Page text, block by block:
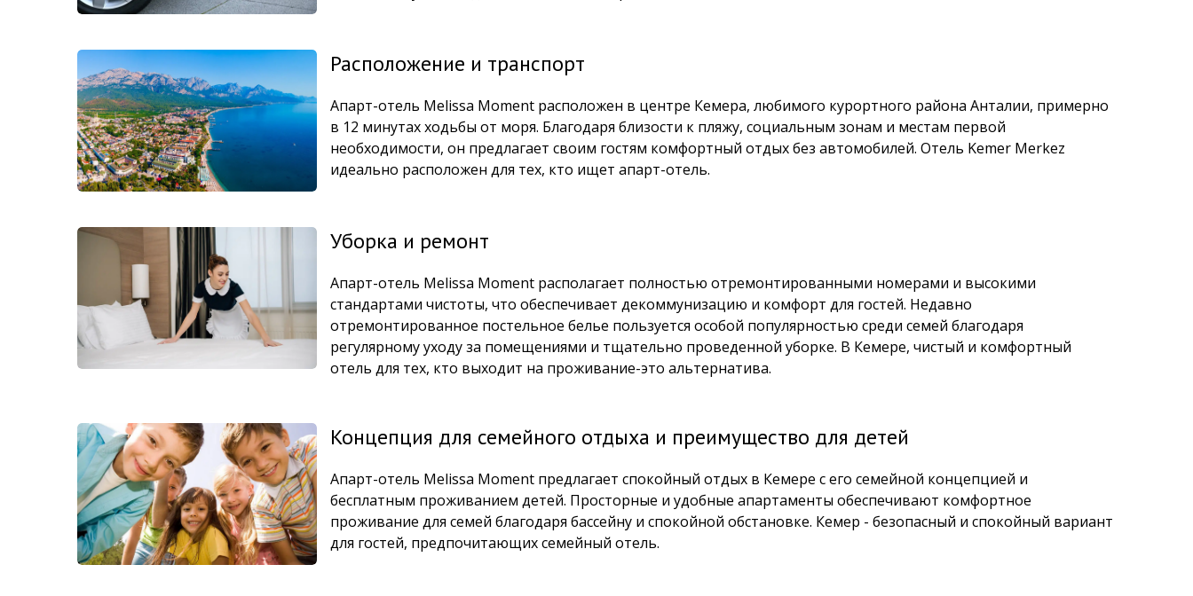
Расположение и транспорт
Апарт-отель Melissa Moment расположен в центре Кемера, любимого курортного района Анталии, примерно
в 12 минутах ходьбы от моря. Благодаря близости к пляжу, социальным зонам и местам первой
необходимости, он предлагает своим гостям комфортный отдых без автомобилей. Отель Kemer Merkez
идеально расположен для тех, кто ищет апарт-отель.
Уборка и ремонт
Апарт-отель Melissa Moment располагает полностью отремонтированными номерами и высокими
стандартами чистоты, что обеспечивает декоммунизацию и комфорт для гостей. Недавно
отремонтированное постельное белье пользуется особой популярностью среди семей благодаря
регулярному уходу за помещениями и тщательно проведенной уборке. В Кемере, чистый и комфортный
отель для тех, кто выходит на проживание-это альтернатива.
Концепция для семейного отдыха и преимущество для детей
Апарт-отель Melissa Moment предлагает спокойный отдых в Кемере с его семейной концепцией и
бесплатным проживанием детей. Просторные и удобные апартаменты обеспечивают комфортное
проживание для семей благодаря бассейну и спокойной обстановке. Кемер - безопасный и спокойный вариант
для гостей, предпочитающих семейный отель.